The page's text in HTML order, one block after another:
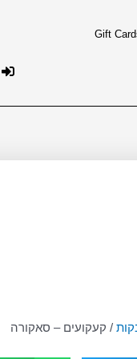
Gift
/ קעקועים – סאקורה